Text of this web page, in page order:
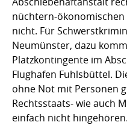
nüchtern-
nicht. Für
Neumünster, dazu
Platzkontingente im
Flughafen Fuhlsbüttel.
ohne Not mit Personen
Rechtsstaats- wie auch
einfach nicht